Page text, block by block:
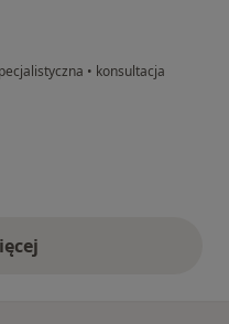
• konsultacja
powyżej